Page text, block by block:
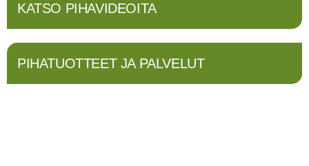
KATSO PIHAVIDEOITA
PIHATUOTTEET JA PALVELUT